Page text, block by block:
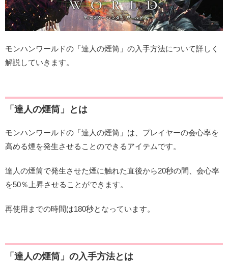
モンハンワールドの「達人の煙筒」の入手方法について詳しく
解説していきます。
「達人の煙筒」とは
モンハンワールドの「達人の煙筒」は、プレイヤーの会心率を
高める煙を発生させることのできるアイテムです。
達人の煙筒で発生させた煙に触れた直後から20秒の間、会心率
を50％上昇させることができます。
再使用までの時間は180秒となっています。
「達人の煙筒」の入手方法とは